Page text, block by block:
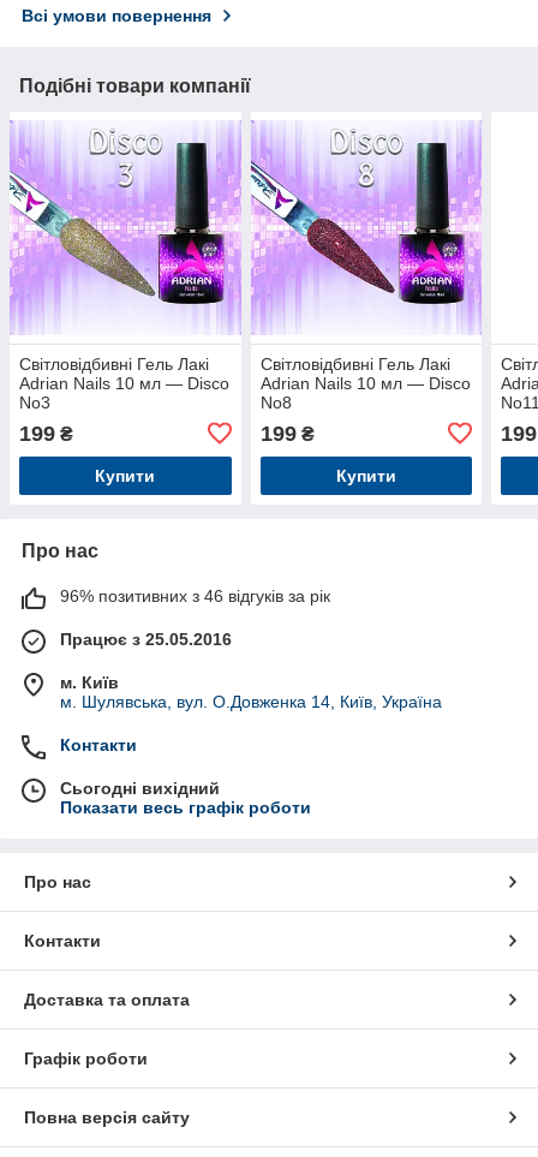
Всі умови повернення
Подібні товари компанії
Світловідбивні Гель Лакі
Adrian Nails 10 мл — Disco
No3
199 ₴
Купити
Світловідбивні Гель Лакі
Adrian Nails 10 мл — Disco
No8
199₴
Купити
199
Про нас
96% позитивних з 46 відгуків за рік
Працює з 25.05.2016
м. Київ
м. Шулявська, вул. О.Довженка 14, Київ, Україна
Контакти
Сьогодні вихідний
Показати весь графік роботи
Про нас
Контакти
Доставка та оплата
Графік роботи
Повна версія сайту